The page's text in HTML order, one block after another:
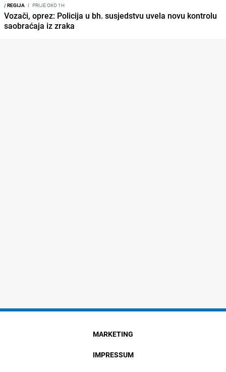
/REGIJA I PRIJE OKO 1H
Vozači, oprez: Policija u bh. susjedstvu uvela novu kontrolu
saobraćaja iz zraka
MARKETING
IMPRESSUM